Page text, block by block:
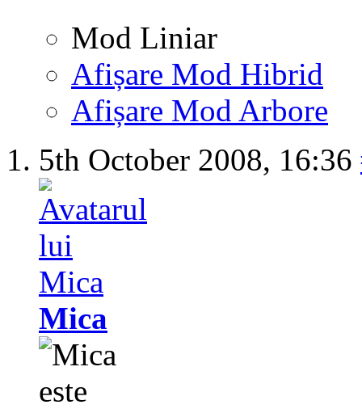
Mod Liniar
Afișare Mod Hibrid
Afișare Mod Arbore
5th October 2008, 16:36
Mica